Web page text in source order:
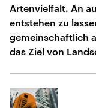
Artenvielfalt. An
entstehen zu
gemeinschaftlich
das Ziel von